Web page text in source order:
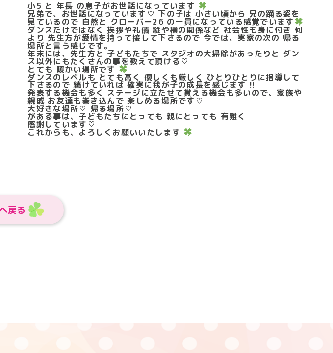
小5 と 年長 の息子がお世話になっています
兄弟で、お世話になっています♡ 下の子は 小さい頃から 兄の踊る姿を
見ているので 自然と クローバー26 の一員になっている感覚でいます
ダンスだけではなく 挨拶や礼儀 縦や横の関係など 社会性も身に付き 何
より 先生方が愛情を持って接して下さるので 今では、実家の次の 帰る
場所と言う感じです。
年末には、先生方と 子どもたちで スタジオの大掃除があったりと ダン
ス以外にもたくさんの事を教えて頂ける♡
とても 暖かい場所です
ダンスのレベルも とても高く 優しくも厳しく ひとりひとりに指導して
下さるので 続けていれば 確実に我が子の成長を感じます !!
発表する機会も多く ステージに立たせて貰える機会も多いので、家族や
親戚 お友達も巻き込んで 楽しめる場所です♡
大好きな場所♡ 帰る場所♡
がある事は、子どもたちにとっても 親にとっても 有難く
感謝しています♡
これからも、よろしくお願いいたします
戻る